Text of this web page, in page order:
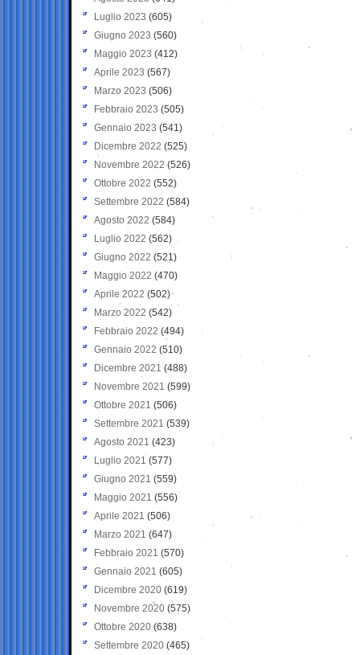
Luglio 2023 (605)
Giugno 2023 (560)
Maggio 2023 (412)
Aprile 2023 (567)
Marzo 2023 (506)
Febbraio 2023 (505)
Gennaio 2023 (541)
Dicembre 2022 (525)
Novembre 2022 (526)
Ottobre 2022 (552)
Settembre 2022 (584)
Agosto 2022 (584)
Luglio 2022 (562)
Giugno 2022 (521)
Maggio 2022 (470)
Aprile 2022 (502)
Marzo 2022 (542)
Febbraio 2022 (494)
Gennaio 2022 (510)
Dicembre 2021 (488)
Novembre 2021 (599)
Ottobre 2021 (506)
Settembre 2021 (539)
Agosto 2021 (423)
Luglio 2021 (577)
Giugno 2021(559)
Maggio 2021 (556)
Aprile 2021 (506)
Marzo 2021 (647)
Febbraio 2021 (570)
Gennaio 2021 (605)
Dicembre 2020 (619)
Novembre 2020 (575)
Ottobre 2020 (638)
Settembre 2020(465)